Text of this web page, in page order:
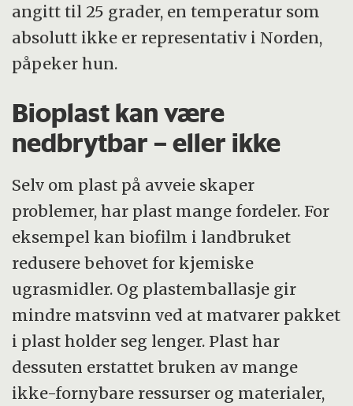
angitt til 25 grader, en temperatur som
absolutt ikke er representativ i Norden,
påpeker hun.
Bioplast kan være
nedbrytbar – eller ikke
Selv om plast på avveie skaper
problemer, har plast mange fordeler. For
eksempel kan biofilm i landbruket
redusere behovet for kjemiske
ugrasmidler. Og plastemballasje gir
mindre matsvinn ved at matvarer pakket
i plast holder seg lenger. Plast har
dessuten erstattet bruken av mange
ikke-fornybare ressurser og materialer,